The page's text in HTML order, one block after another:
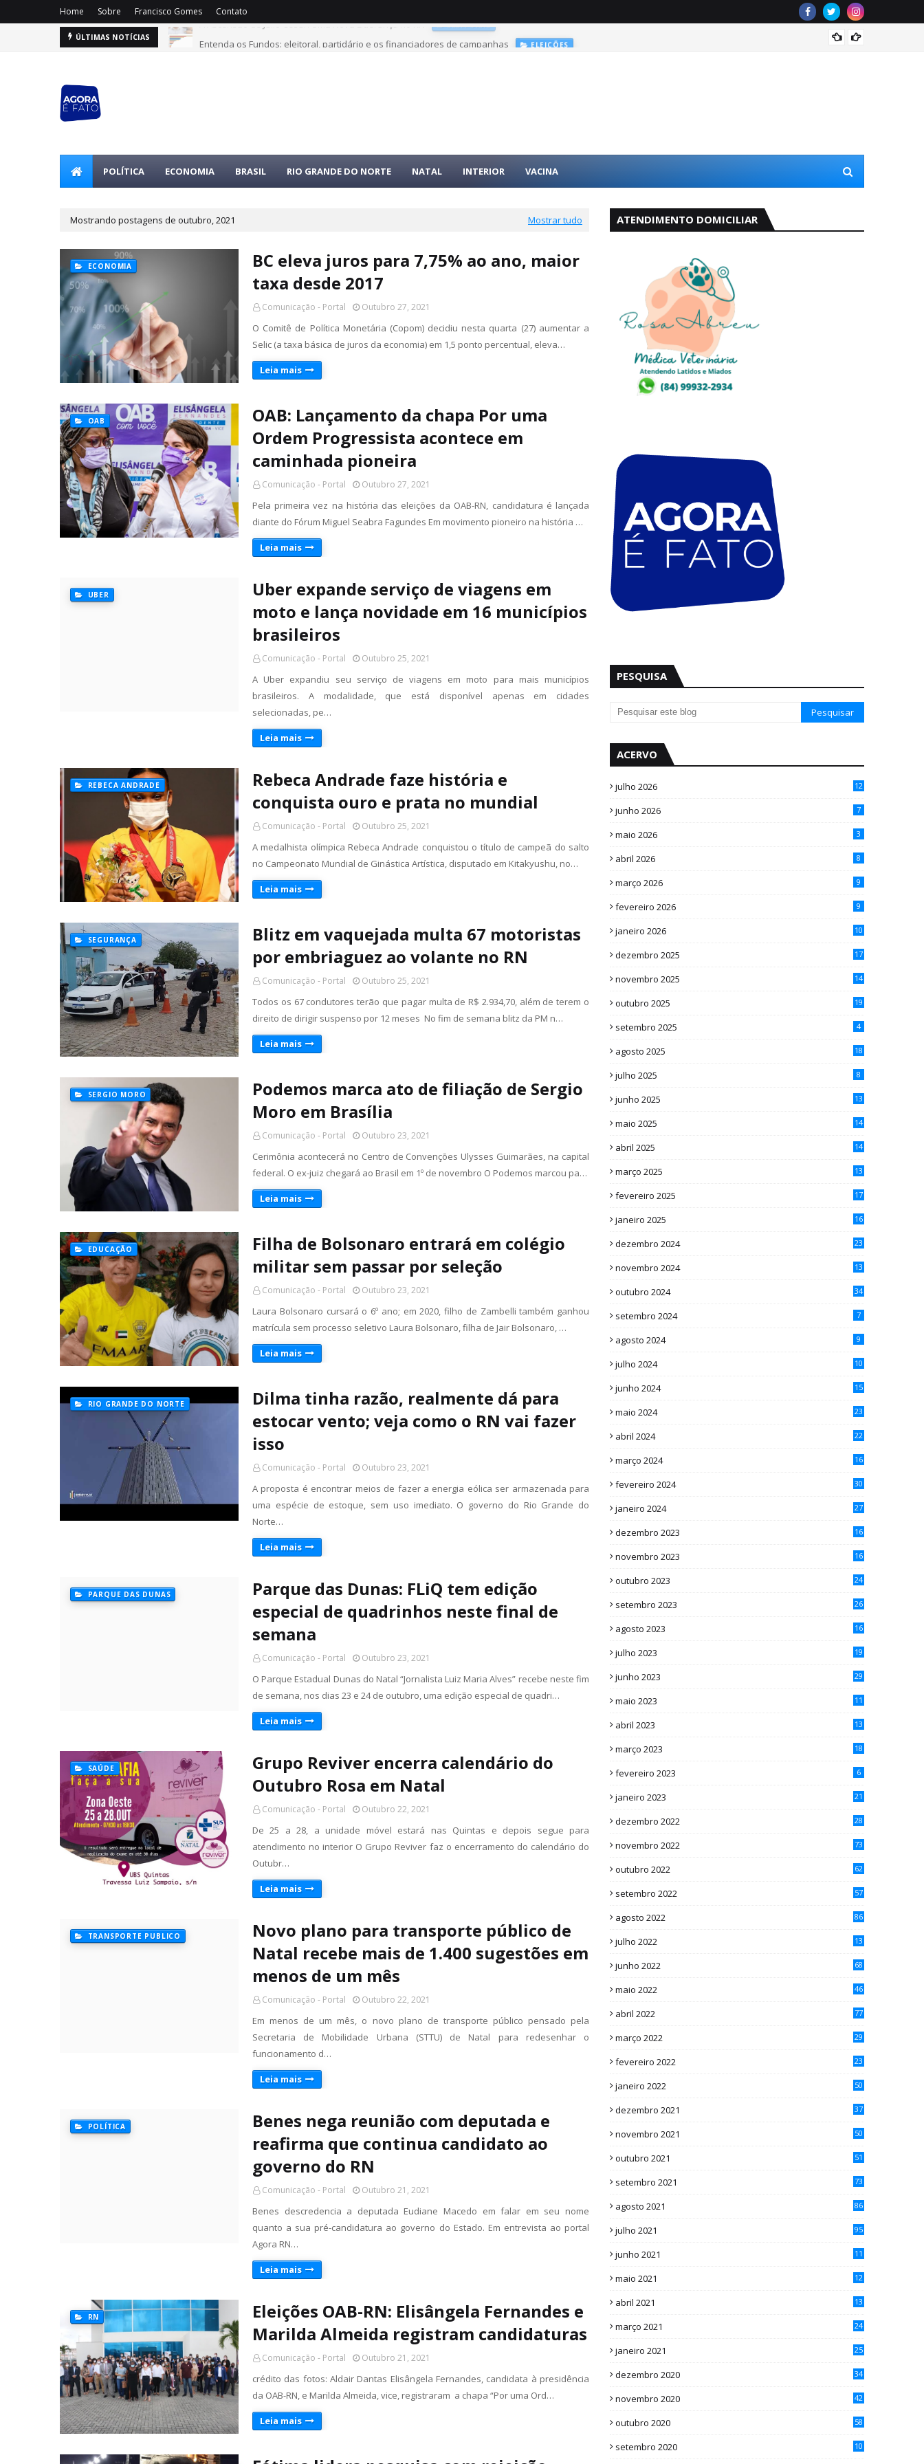
Home Sobre Francisco Gomes Contato
ÚLTIMAS NOTÍCIAS ELEIÇÕES
POLÍTICA ECONOMIA BRASIL RIO GRANDE DO NORTE NATAL INTERIOR VACINA
Mostrando postagens de outubro, 2021 Mostrar tudo
ECONOMIA
BC eleva juros para 7,75% ao ano, maior
taxa desde 2017
Comunicação - Portal Outubro 27, 2021
O Comitê de Política Monetária (Copom) decidiu nesta quarta (27) aumentar a
Selic (a taxa básica de juros da economia) em 1,5 ponto percentual, eleva…
Leia mais
OAB
OAB: Lançamento da chapa Por uma
Ordem Progressista acontece em
caminhada pioneira
Comunicação - Portal Outubro 27, 2021
Pela primeira vez na história das eleições da OAB-RN, candidatura é lançada
diante do Fórum Miguel Seabra Fagundes Em movimento pioneiro na história …
Leia mais
UBER
Uber expande serviço de viagens em
moto e lança novidade em 16 municípios
brasileiros
Comunicação - Portal Outubro 25, 2021
A Uber expandiu seu serviço de viagens em moto para mais municípios
brasileiros. A modalidade, que está disponível apenas em cidades
selecionadas, pe…
Leia mais
REBECA ANDRADE
Rebeca Andrade faze história e
conquista ouro e prata no mundial
Comunicação - Portal Outubro 25, 2021
A medalhista olímpica Rebeca Andrade conquistou o título de campeã do salto
no Campeonato Mundial de Ginástica Artística, disputado em Kitakyushu, no…
Leia mais
SEGURANÇA
Blitz em vaquejada multa 67 motoristas
por embriaguez ao volante no RN
Comunicação - Portal Outubro 25, 2021
Todos os 67 condutores terão que pagar multa de R$ 2.934,70, além de terem o
direito de dirigir suspenso por 12 meses No fim de semana blitz da PM n…
Leia mais
SERGIO MORO
Podemos marca ato de filiação de Sergio
Moro em Brasília
Comunicação - Portal Outubro 23, 2021
Cerimônia acontecerá no Centro de Convenções Ulysses Guimarães, na capital
federal. O ex-juiz chegará ao Brasil em 1º de novembro O Podemos marcou pa…
Leia mais
EDUCAÇÃO
Filha de Bolsonaro entrará em colégio
militar sem passar por seleção
Comunicação - Portal Outubro 23, 2021
Laura Bolsonaro cursará o 6º ano; em 2020, filho de Zambelli também ganhou
matrícula sem processo seletivo Laura Bolsonaro, filha de Jair Bolsonaro, …
Leia mais
RIO GRANDE DO NORTE
Dilma tinha razão, realmente dá para
estocar vento; veja como o RN vai fazer
isso
Comunicação - Portal Outubro 23, 2021
A proposta é encontrar meios de fazer a energia eólica ser armazenada para
uma espécie de estoque, sem uso imediato. O governo do Rio Grande do
Norte…
Leia mais
PARQUE DAS DUNAS
Parque das Dunas: FLiQ tem edição
especial de quadrinhos neste final de
semana
Comunicação - Portal Outubro 23, 2021
O Parque Estadual Dunas do Natal “Jornalista Luiz Maria Alves” recebe neste fim
de semana, nos dias 23 e 24 de outubro, uma edição especial de quadri…
Leia mais
SAÚDE
Grupo Reviver encerra calendário do
Outubro Rosa em Natal
Comunicação - Portal Outubro 22, 2021
De 25 a 28, a unidade móvel estará nas Quintas e depois segue para
atendimento no interior O Grupo Reviver faz o encerramento do calendário do
Outubr…
Leia mais
TRANSPORTE PUBLICO
Novo plano para transporte público de
Natal recebe mais de 1.400 sugestões em
menos de um mês
Comunicação - Portal Outubro 22, 2021
Em menos de um mês, o novo plano de transporte público pensado pela
Secretaria de Mobilidade Urbana (STTU) de Natal para redesenhar o
funcionamento d…
Leia mais
POLÍTICA
Benes nega reunião com deputada e
reafirma que continua candidato ao
governo do RN
Comunicação - Portal Outubro 21, 2021
Benes descredencia a deputada Eudiane Macedo em falar em seu nome
quanto a sua pré-candidatura ao governo do Estado. Em entrevista ao portal
Agora RN…
Leia mais
RN
Eleições OAB-RN: Elisângela Fernandes e
Marilda Almeida registram candidaturas
Comunicação - Portal Outubro 21, 2021
crédito das fotos: Aldair Dantas Elisângela Fernandes, candidata à presidência
da OAB-RN, e Marilda Almeida, vice, registraram a chapa “Por uma Ord…
Leia mais
ATENDIMENTO DOMICILIAR
PESQUISA
ACERVO
julho 2026 12
junho 2026 7
maio 2026 3
abril 2026 8
março 2026 9
fevereiro 2026 9
janeiro 2026 10
dezembro 2025 17
novembro 2025 14
outubro 2025 19
setembro 2025 4
agosto 2025 18
julho 2025 8
junho 2025 13
maio 2025 14
abril 2025 14
março 2025 13
fevereiro 2025 17
janeiro 2025 16
dezembro 2024 23
novembro 2024 13
outubro 2024 34
setembro 2024 7
agosto 2024 9
julho 2024 10
junho 2024 15
maio 2024 23
abril 2024 22
março 2024 16
fevereiro 2024 30
janeiro 2024 27
dezembro 2023 16
novembro 2023 16
outubro 2023 24
setembro 2023 26
agosto 2023 16
julho 2023 19
junho 2023 29
maio 2023 11
abril 2023 13
março 2023 18
fevereiro 2023 6
janeiro 2023 21
dezembro 2022 28
novembro 2022 73
outubro 2022 62
setembro 2022 57
agosto 2022 86
julho 2022
13
junho 2022 68
maio 2022 46
abril 2022 77
março 2022 29
fevereiro 2022 23
janeiro 2022 50
dezembro 2021 37
novembro 2021 50
outubro 2021 51
setembro 2021 73
agosto 2021 86
julho 2021 95
junho 2021
11
maio 2021
12
abril 2021
13
março 2021 24
janeiro 2021 25
dezembro 2020 34
novembro 2020 42
outubro 2020 58
setembro 2020
10